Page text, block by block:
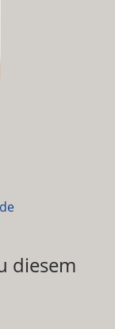
diesem